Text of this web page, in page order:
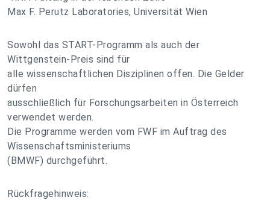
Max F. Perutz Laboratories, Universität Wien
Sowohl das START-Programm als auch der
Wittgenstein-Preis sind für
alle wissenschaftlichen Disziplinen offen. Die Gelder
dürfen
ausschließlich für Forschungsarbeiten in Österreich
verwendet werden.
Die Programme werden vom FWF im Auftrag des
Wissenschaftsministeriums
(BMWF) durchgeführt.
Rückfragehinweis: